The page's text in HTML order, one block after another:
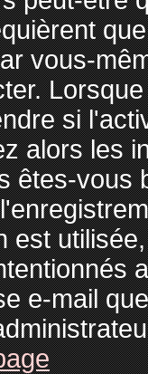
vous-
si
alors les
êtes-vous
est
e-mail